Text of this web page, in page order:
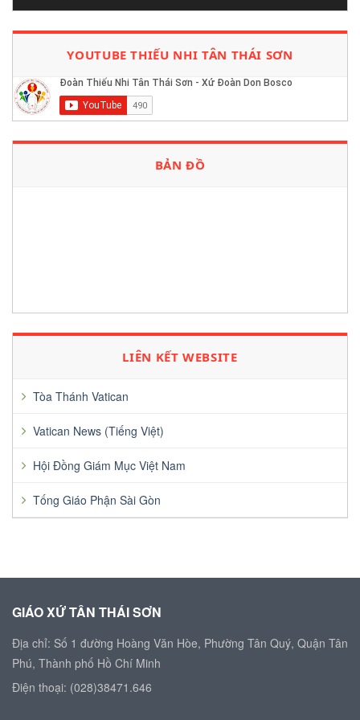
YOUTUBE THIẾU NHI TÂN THÁI SƠN
BẢN ĐỒ
LIÊN KẾT WEBSITE
Tòa Thánh Vatican
Vatican News (Tiếng Việt)
Hội Đồng Giám Mục Việt Nam
Tống Giáo Phận Sài Gòn
GIÁO XỨ TÂN THÁI SƠN
Địa chỉ: Số 1 đường Hoàng Văn Hòe, Phường Tân Quý, Quận Tân
Phú, Thành phố Hồ Chí Minh
Điện thoại: (028)38471.646